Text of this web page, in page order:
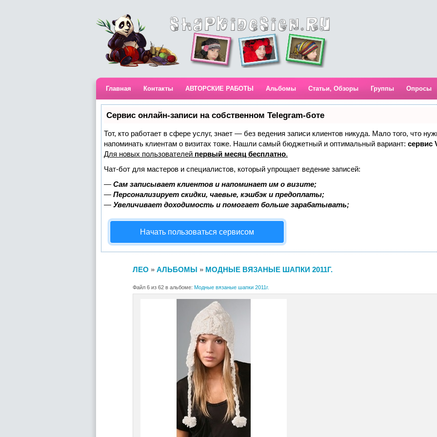
Главная Контакты АВТОРСКИЕ РАБОТЫ Альбомы Статьи, Обзоры Группы Опросы
Сервис онлайн-записи на собственном Telegram-боте
Тот, кто работает в сфере услуг, знает — без ведения записи клиентов никуда. Мало того, что
напоминать клиентам о визитах тоже. Нашли самый бюджетный и оптимальный вариант: сервис
Для новых пользователей первый месяц бесплатно.
Чат-бот для мастеров и специалистов, который упрощает ведение записей:
— Сам записывает клиентов и напоминает им о визите;
— Персонализирует скидки, чаевые, кэшбэк и предоплаты;
— Увеличивает доходимость и помогает больше зарабатывать;
Начать пользоваться сервисом
ЛЕО » АЛЬБОМЫ » МОДНЫЕ ВЯЗАНЫЕ ШАПКИ 2011Г.
Файл 6 из 62 в альбоме: Модные вязаные шапки 2011г.